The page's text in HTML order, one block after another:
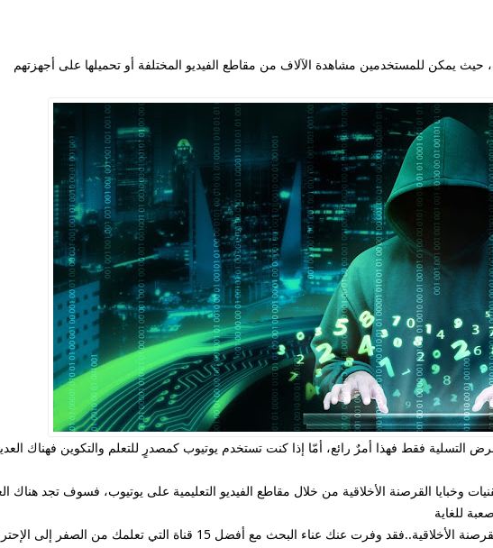
حيث يمكن للمستخدمين مشاهدة الآلاف من مقاطع الفيديو المختلفة أو تحميلها على أجهزتهم
التسلية فقط فهذا أمرٌ رائع، أمّا إذا كنت تستخدم يوتيوب كمصدرٍ للتعلم والتكوين فهناك
وخبايا القرصنة الأخلاقية من خلال مقاطع الفيديو التعليمية على يوتيوب، فسوف تجد هناك
للغاية
ولمساعدتك في ايجاد أفضل القنوات التي تعلمك خبايا وأسرار القرصنة الأخلاقية..فقد وفرت عنك عناء البحث مع